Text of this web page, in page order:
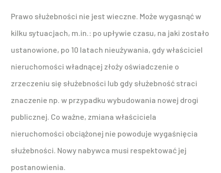
Prawo służebności nie jest wieczne. Może wygasnąć w
kilku sytuacjach, m.in.: po upływie czasu, na jaki zostało
ustanowione, po 10 latach nieużywania, gdy właściciel
nieruchomości władnącej złoży oświadczenie o
zrzeczeniu się służebności lub gdy służebność straci
znaczenie np. w przypadku wybudowania nowej drogi
publicznej. Co ważne, zmiana właściciela
nieruchomości obciążonej nie powoduje wygaśnięcia
służebności. Nowy nabywca musi respektować jej
postanowienia.